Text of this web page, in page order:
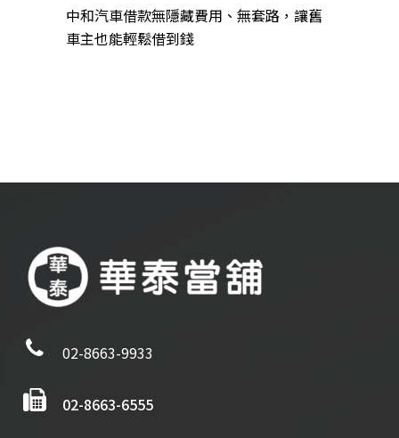
中和汽車借款無隱藏費用、無套路，讓舊
車主也能輕鬆借到錢
02-8663-9933
02-8663-6555